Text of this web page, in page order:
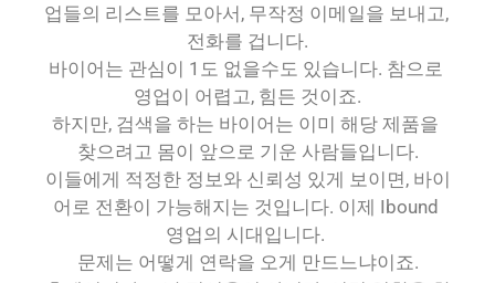
업들의 리스트를 모아서, 무작정 이메일을 보내고,
전화를 겁니다.
바이어는 관심이 1도 없을수도 있습니다. 참으로
영업이 어렵고, 힘든 것이죠.
하지만, 검색을 하는 바이어는 이미 해당 제품을
찾으려고 몸이 앞으로 기운 사람들입니다.
이들에게 적정한 정보와 신뢰성 있게 보이면, 바이
어로 전환이 가능해지는 것입니다. 이제 Ibound
영업의 시대입니다.
문제는 어떻게 연락을 오게 만드느냐이죠.